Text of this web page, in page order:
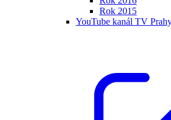
Rok 2015
YouTube kanál TV